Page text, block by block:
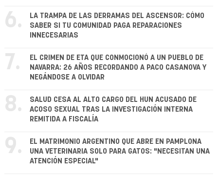
6.
LA TRAMPA DE LAS DERRAMAS DEL ASCENSOR: CÓMO
SABER SI TU COMUNIDAD PAGA REPARACIONES
INNECESARIAS
7.
EL CRIMEN DE ETA QUE CONMOCIONÓ A UN PUEBLO DE
NAVARRA: 26 AÑOS RECORDANDO A PACO CASANOVA Y
NEGÁNDOSE A OLVIDAR
8.
SALUD CESA AL ALTO CARGO DEL HUN ACUSADO DE
ACOSO SEXUAL TRAS LA INVESTIGACIÓN INTERNA
REMITIDA A FISCALÍA
9.
EL MATRIMONIO ARGENTINO QUE ABRE EN PAMPLONA
UNA VETERINARIA SOLO PARA GATOS: "NECESITAN UNA
ATENCIÓN ESPECIAL"